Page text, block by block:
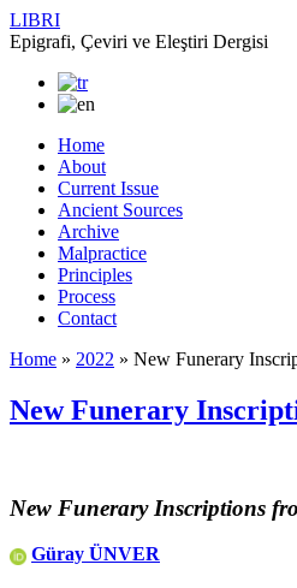
LIBRI
Epigrafi, Çeviri ve Eleştiri Dergisi
Home
About
Current Issue
Ancient Sources
Archive
Malpractice
Principles
Process
Contact
Home » 2022 » New Funerary
New Funerary
New Funerary Inscriptions
Güray ÜNVER